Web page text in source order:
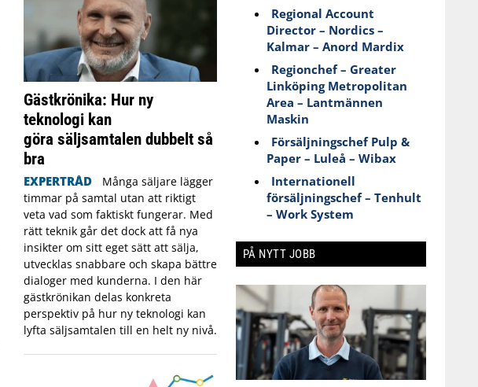
Gästkrönika: Hur ny
teknologi kan
göra säljsamtalen dubbelt så
bra
EXPERTRÅD
Många säljare lägger
timmar på samtal utan att riktigt
veta vad som faktiskt fungerar. Med
rätt teknik går det dock att få nya
insikter om sitt eget sätt att sälja,
utvecklas snabbare och skapa bättre
dialoger med kunderna. I den här
gästkrönikan delas konkreta
perspektiv på hur ny teknologi kan
lyfta säljsamtalen till en helt ny nivå.
Regional Account
Director – Nordics –
Kalmar – Anord Mardix
Regionchef – Greater
Linköping Metropolitan
Area – Lantmännen
Maskin
Försäljningschef Pulp &
Paper – Luleå – Wibax
Internationell
försäljningschef – Tenhult
– Work System
PÅ NYTT JOBB